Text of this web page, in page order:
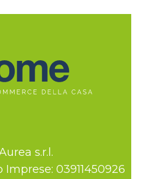
s.r.l.
Imprese: 03911450926